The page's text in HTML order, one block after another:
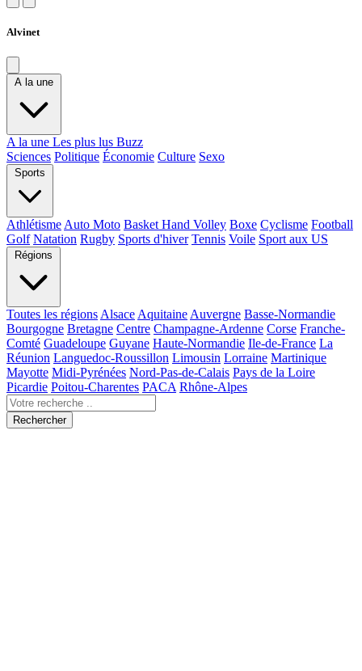
Alvinet
A la une
A la une Les plus lus Buzz
Sciences Politique Économie Culture Sexo
Sports
Athlétisme Auto Moto Basket Hand Volley Boxe Cyclisme Football
Golf Natation Rugby Sports d'hiver Tennis Voile Sport aux US
Régions
Toutes les régions Alsace Aquitaine Auvergne Basse-Normandie
Bourgogne Bretagne Centre Champagne-Ardenne Corse Franche-
Comté Guadeloupe Guyane Haute-Normandie Ile-de-France La
Réunion Languedoc-Roussillon Limousin Lorraine Martinique
Mayotte Midi-Pyrénées Nord-Pas-de-Calais Pays de la Loire
Picardie Poitou-Charentes PACA Rhône-Alpes
Rechercher